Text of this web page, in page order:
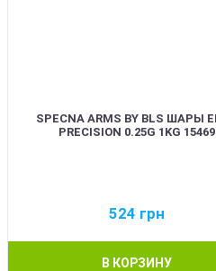
SPECNA ARMS BY BLS ШАРЫ
PRECISION 0.25G 1KG 15469
524 грн
В КОРЗИНУ